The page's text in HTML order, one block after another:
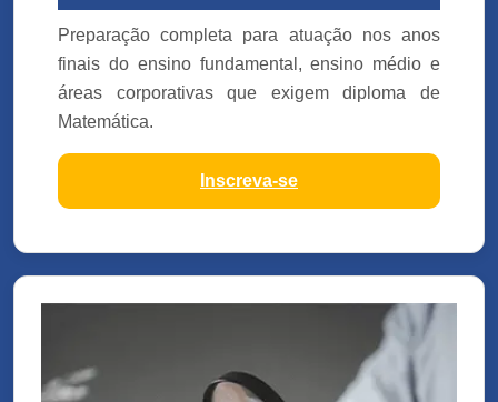
Preparação completa para atuação nos anos
finais do ensino fundamental, ensino médio e
áreas corporativas que exigem diploma de
Matemática.
Inscreva-se